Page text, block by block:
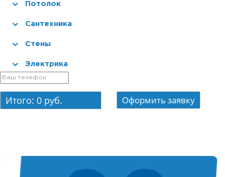
Потолок
Сантехника
Стены
Электрика
Итого: 0руб.